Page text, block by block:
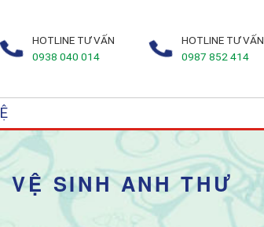
HOTLINE TƯ VẤN
0938 040 014
HOTLINE TƯ VẤN
0987 852 414
VỆ SINH ANH THƯ